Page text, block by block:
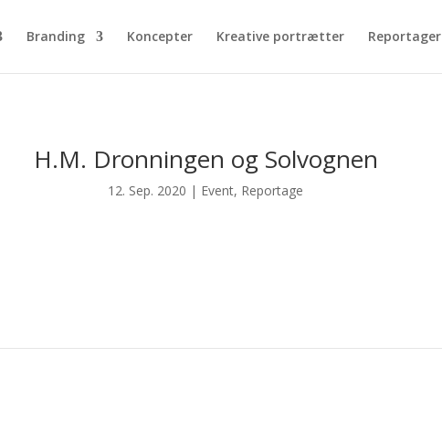
Branding Koncepter Kreative portrætter Reportager
H.M. Dronningen og Solvognen
12. Sep. 2020 | Event, Reportage